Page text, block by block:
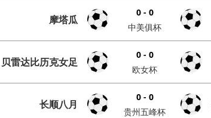
摩塔瓜
0 - 0
中美俱杯
贝雷达比历克女足
0 - 0
欧女杯
长顺八月
0 - 0
贵州五峰杯